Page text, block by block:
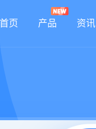
首页 产品 资讯